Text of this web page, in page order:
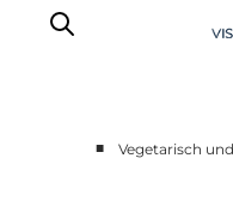
■ Vegetarisch